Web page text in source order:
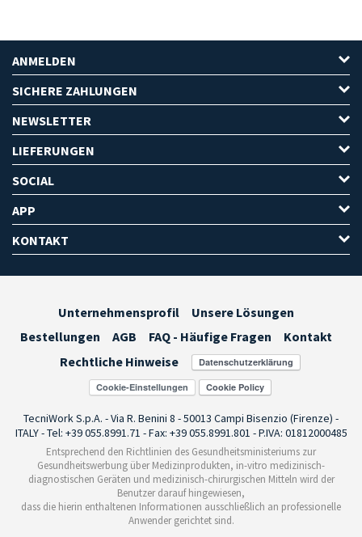
ANMELDEN
SICHERE ZAHLUNGEN
NEWSLETTER
LIEFERUNGEN
SOCIAL
APP
KONTAKT
Unternehmensprofil
Unsere Lösungen
Bestellungen
AGB FAQ - Häufige Fragen
Kontakt
Rechtliche Hinweise
Cookie-Einstellungen
TecniWork S.p.A. - Via R. Benini 8 - 50013 Campi Bisenzio (Firenze) -
ITALY - Tel: +39 055.8991.71 - Fax: +39 055.8991.801 - P.IVA: 01812000485
Entsprechend den Richtlinien des Gesundheitsministeriums zur
Gesundheitswerbung über Medizinprodukten, in-vitro medizinisch-
diagnostischen Geräten und medizinisch-chirurgischen Mitteln wird der
Benutzer darauf hingewiesen,
dass die hierin enthaltenen Informationen ausschließlich an professionelle
Anwender gerichtet sind.